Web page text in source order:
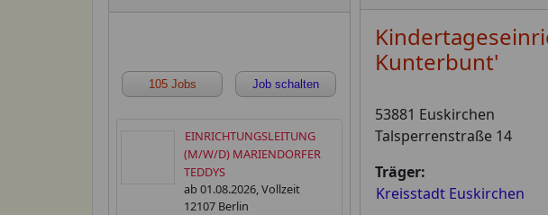
105 Jobs Job schalten
EINRICHTUNGSLEITUNG
(M/W/D) MARIENDORFER
TEDDYS
ab 01.08.2026, Vollzeit
12107 Berlin
Kunterbunt'
53881 Euskirchen
Talsperrenstraße 14
Träger:
Kreisstadt Euskirchen